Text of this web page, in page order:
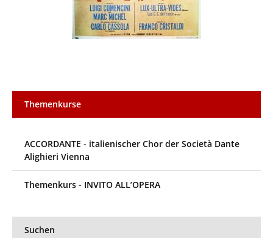
Themenkurse
ACCORDANTE - italienischer Chor der Società Dante
Alighieri Vienna
Themenkurs - INVITO ALL’OPERA
Suchen